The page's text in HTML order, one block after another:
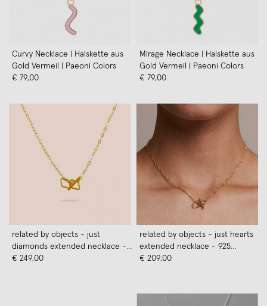
Curvy Necklace | Halskette aus
Gold Vermeil | Paeoni Colors
€ 79,00
Mirage Necklace | Halskette aus
Gold Vermeil | Paeoni Colors
€ 79,00
related by objects - just
diamonds extended necklace -
925 Sterlingsilber 18k
€ 249,00
related by objects - just hearts
extended necklace - 925
Sterlingsilber weiß rhodiniert
€ 209,00